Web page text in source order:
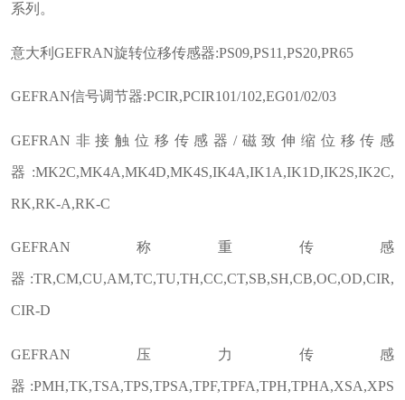
系列。
意大利GEFRAN旋转位移传感器:PS09,PS11,PS20,PR65
GEFRAN信号调节器:PCIR,PCIR101/102,EG01/02/03
GEFRAN非接触位移传感器/磁致伸缩位移传感
器:MK2C,MK4A,MK4D,MK4S,IK4A,IK1A,IK1D,IK2S,IK2C,
RK,RK-A,RK-C
GEFRAN称重传感
器:TR,CM,CU,AM,TC,TU,TH,CC,CT,SB,SH,CB,OC,OD,CIR,
CIR-D
GEFRAN压力传感
器:PMH,TK,TSA,TPS,TPSA,TPF,TPFA,TPH,TPHA,XSA,XPS